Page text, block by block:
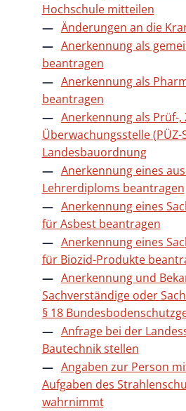
Hochschule mitteilen
Änderungen an die
Anerkennung als
beantragen
Anerkennung als
beantragen
Anerkennung als Prüf-
Überwachungsstelle (PÜZ-
Landesbauordnung
Anerkennung eines
Lehrerdiploms beantragen
Anerkennung eines
für Asbest beantragen
Anerkennung eines
für Biozid-Produkte
Anerkennung und
Sachverständige oder
§ 18
Anfrage bei der
Bautechnik stellen
Angaben zur Person
Aufgaben des
wahrnimmt